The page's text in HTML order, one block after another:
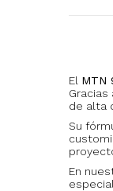
El MTN
de alta
Su
En